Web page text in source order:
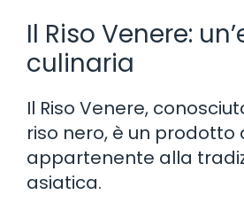
Il Riso Venere:
culinaria
Il Riso Venere,
riso nero, è un prodotto
appartenente alla
asiatica.